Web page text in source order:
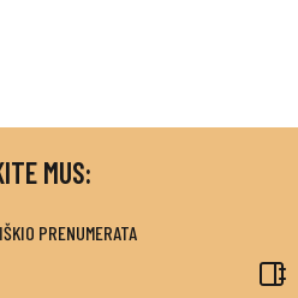
MUS:
PRENUMERATA